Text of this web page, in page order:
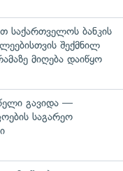
საქართველოს ბანკის
შექმნილ
მიღება დაიწყო
გავიდა —
საგარეო